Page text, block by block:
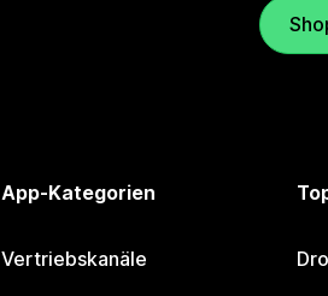
App-Kategorien
Vertriebskanäle